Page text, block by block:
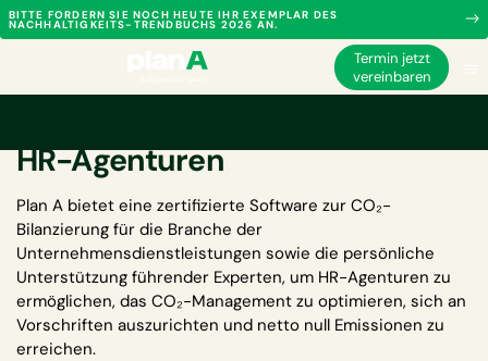
BITTE FORDERN SIE NOCH HEUTE IHR EXEMPLAR DES
NACHHALTIGKEITS-TRENDBUCHS 2026 AN.
Termin jetzt
vereinbaren
HR-Agenturen
Plan A bietet eine zertifizierte Software zur CO₂-
Bilanzierung für die Branche der
Unternehmensdienstleistungen sowie die persönliche
Unterstützung führender Experten, um HR-Agenturen zu
ermöglichen, das CO₂-Management zu optimieren, sich an
Vorschriften auszurichten und netto null Emissionen zu
erreichen.